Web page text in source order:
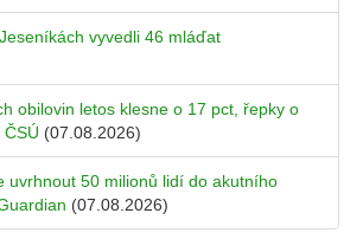
vyvedli 46 mláďat
obilovin letos klesne o 17 pct, řepky o
(07.08.2026)
uvrhnout 50 milionů lidí do akutního
(07.08.2026)